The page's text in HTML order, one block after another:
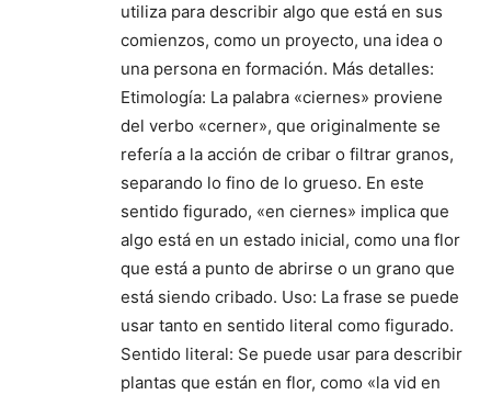
utiliza para describir algo que está en sus
comienzos, como un proyecto, una idea o
una persona en formación. Más detalles:
Etimología: La palabra «ciernes» proviene
del verbo «cerner», que originalmente se
refería a la acción de cribar o filtrar granos,
separando lo fino de lo grueso. En este
sentido figurado, «en ciernes» implica que
algo está en un estado inicial, como una flor
que está a punto de abrirse o un grano que
está siendo cribado. Uso: La frase se puede
usar tanto en sentido literal como figurado.
Sentido literal: Se puede usar para describir
plantas que están en flor, como «la vid en